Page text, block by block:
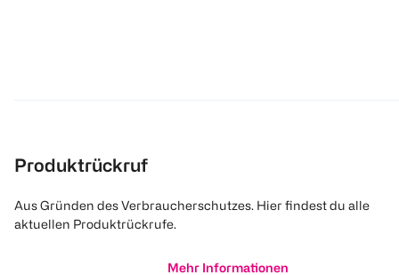
Produktrückruf
Aus Gründen des Verbraucherschutzes. Hier findest du alle
aktuellen Produktrückrufe.
Mehr Informationen